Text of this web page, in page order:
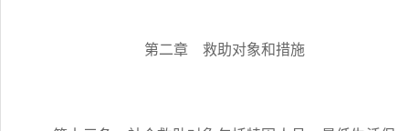
第二章 救助对象和措施